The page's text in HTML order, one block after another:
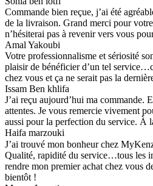
Commande bien reçue, j’ai été
de la livraison. Grand merci pour
n’hésiterai pas à revenir vers vous
Amal Yakoubi
Votre professionnalisme et sériosité
plaisir de bénéficier d’un tel
chez vous et ça ne serait pas la
Issam Ben khlifa
J’ai reçu aujourd’hui ma commande.
attentes. Je vous remercie vivement
aussi pour la perfection du service. À
Haifa marzouki
J’ai trouvé mon bonheur chez
Qualité, rapidité du service…tous les
rendre mon premier achat chez vous
bientôt !